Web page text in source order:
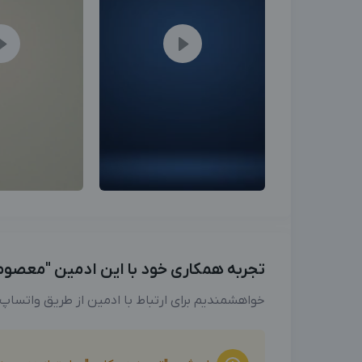
تجربه همکاری خود با این ادمین
خواهشمندیم برای ارتباط با ادمین از طریق